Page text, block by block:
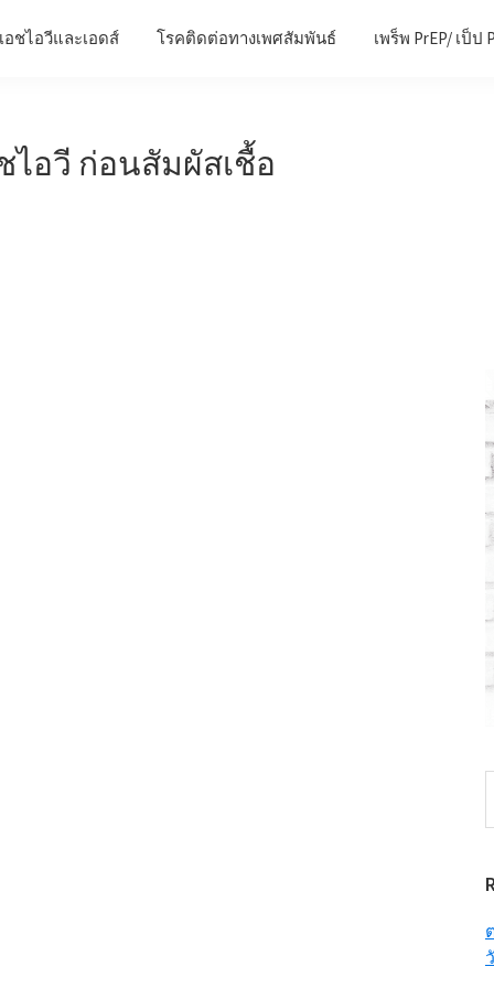
เอชไอวีและเอดส์ โรคติดต่อทางเพศสัมพันธ์ เพร็พ PrEP/ เป็ป
ไอวี ก่อนสัมผัสเชื้อ